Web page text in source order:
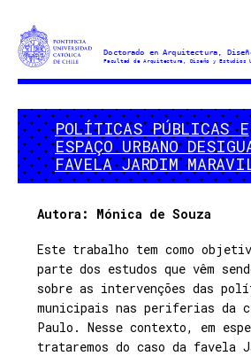
Doctorado
Arquitectura
y
Estudios
Urbanos
POLÍTICAS PÚBLICAS E
ESPAÇO URBANO
FAVELA JARDIM
Autora: Mónica de Souza
Este trabalho tem como
parte dos estudos que vêm
sobre as intervenções das
municipais nas periferias da
Paulo. Nesse contexto, em
trataremos do caso da favela